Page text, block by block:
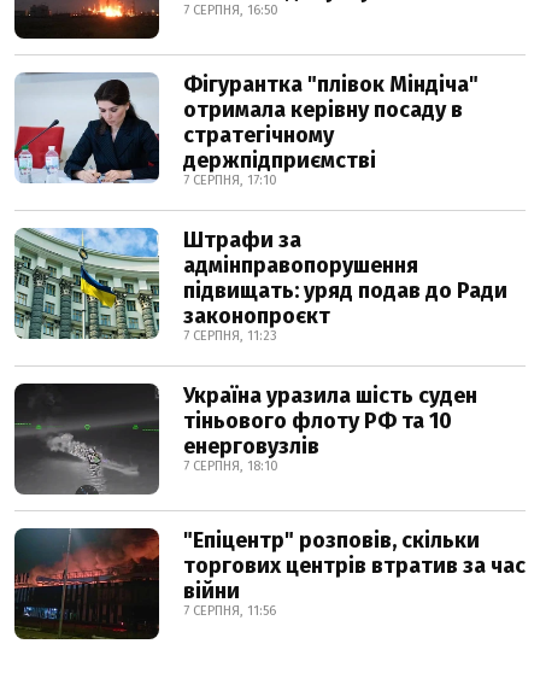
7 СЕРПНЯ, 16:50
Фігурантка "плівок Міндіча"
отримала керівну посаду в
стратегічному
держпідприємстві
7 СЕРПНЯ, 17:10
Штрафи за
адмінправопорушення
підвищать: уряд подав до Ради
законопроєкт
7 СЕРПНЯ, 11:23
Україна уразила шість суден
тіньового флоту РФ та 10
енерговузлів
7 СЕРПНЯ, 18:10
"Епіцентр" розповів, скільки
торгових центрів втратив за час
війни
7 СЕРПНЯ, 11:56